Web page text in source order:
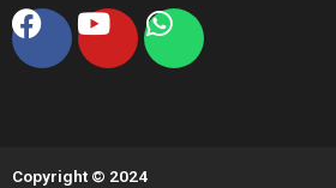
Facebook
YoutubeWhatsapp
Copyright © 2024